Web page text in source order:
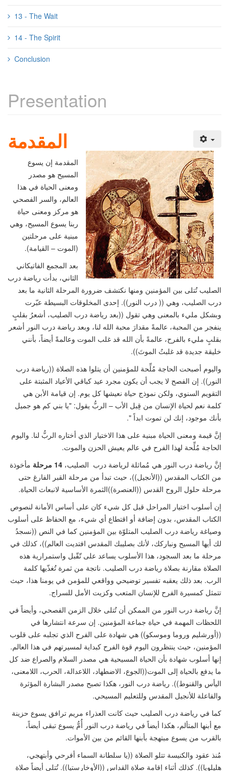
13 - The Wait
14 - The Spirit
Conclusion
Presentation
المقدمة
المقدمة إن يسوع
المسيح هو مصدر
ومعنى الحياة في هذا
العالم، والسر الفصحي
هو مركز ومعنى حياة
ربنا يسوع المسيح، وهي
مبنية على مرحلتين
(الموت – القيامة).
بعد المجمع الفاتيكاني
الثاني، بدأت رياضة درب
الصليب تُتلى بين المؤمنين ومنها نكتشف ضرورة المرحلة الثانية ما بعد
درب الصليب، وهي (( درب النور )). إحدى المخلوقات البسيطة عبّرت
وبشكل مليء بالمعنى وهي تقول ((بعد رياضة درب الصليب، أشعرُ بقلبٍ
ينفجر من المحبة، عالمةً مقدارَ محبة الله لنا، وبعد رياضة درب النور أشعر
بقلبٍ مليء بالفرح، عالمةً بأن الله قد غلب الموت وعالمةً أيضاً، بأنني
خليقة جديدة قد غلبتُ الموتَ))
.
واليوم أصبحت الحاجة مُلِّحة للمؤمنين أن يتلوا هذه الصلاة ((رياضة درب
النور )). إن الفصح لا يجب أن يكون مجرد عيد كباقي الأعياد المثبتة على
التقويم السنوي، ولكن نموذج حياة نعيشها كل يوم. إن قيامة الأبن هي
كلمة نعم لحياة الإنسان من قِبل الأب – الربُّ يقول: "يا بني كم هو جميل
بأنك موجود، إنك لن تموت ابداً ".
إنَّ قيمة ومعنى الحياة مبنية على هذا الاختيار الذي أختاره الربُّ لنا. واليوم
الحاجة مُلِّحة لهذا الفرح في عالم يعيش الحزن والموت.
إنَّ رياضة درب النور هي مُماثلة لرياضة درب الصليب، 14 مرحلة
مأخوذة
من الكتاب المقدس ((الأنجيل))، حيث تبدأ من مرحلة القبر الفارغ حتى
مرحلة حلول الروح القدس ((العنصرة))الثمرة الأساسية لانبعاث الحياة.
إن أسلوب اختيار المراحل قبل كل شيء كان على أساس الأمانة لنصوص
الكتاب المقدس، بدون إضافة أو اقتطاع أي شيء، مع الحفاظ على أسلوب
وصياغة رياضة درب الصليب المتلوّة بين المؤمنين كما في النص ((نسجدُ
لك أيها المسيح ونباركك، لأنك بصليبك المقدس افتديت العالم))، كذلك في
مرحلة ما بعد السجود، هذا الأسلوب يساعد على تّقّبل واستمرارية هذه
الصلاة مقارنة بصلاة رياضة درب الصليب. ناتجة من ثمرة تُغذّيها كلمة
الرب. بعد ذلك يعقبه تفسير توضيحي وواقعي للمؤمن في يومنا هذا، حيث
تتمثل كمسيرة الفرح للإنسان المتعب وكزيت الأمل للسراج.
إنَّ رياضة درب النور من الممكن أن تُتلى خلال الزمن الفصحي، وأيضاً في
اللحظات المهمة في حياة جماعة المؤمنين. إن سرعة انتشارها في
((أورشليم وروما وموسكو)) هي شهادة على الفرح الذي تجلبه على قلوب
المؤمنين، حيث ينتظرون اليوم قوة الفرح كبداية لمسيرتهم في هذا العالم.
إنها أسلوب شهادة بأن الحياة المسيحية هي مصدر السلام والصراع ضد كل
ما يدفع بالحياة إلى الموت((الجوع، الاضطهاد، اللاعدالة، الحرب، اللامعنى،
اليأس والقنوط)). رياضة درب النور، هكذا تصبح مصدر البشارة المؤثرة
والفاعلة للأنجيل المقدس وللتعليم المسيحي.
كما في رياضة درب الصليب حيث كانت العذراء مريم ترافق يسوع حزينة
مع أبنها المتألم، هكذا أيضاً في رياضة درب النور أُمُّ يسوع تبقى أيضاً،
بالقرب من يسوع مبتهجة بأبنها القائم من بين الأموات.
مُنذ عقود والكنيسة تتلو الصلاة ((يا سلطانة السماء أفرحي وأبتهجي،
هليلويا)). كذلك أثناء إقامة صلاة القداس ((الأوخارستيا)). تُتلى أيضاً صلاة